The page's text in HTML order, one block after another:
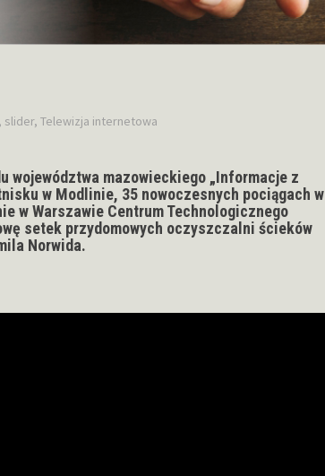
, slider, Telewizja internetowa
województwa mazowieckiego „Informacje z
w Modlinie, 35 nowoczesnych pociągach w
w Warszawie Centrum Technologicznego
setek przydomowych oczyszczalni ścieków
Norwida.